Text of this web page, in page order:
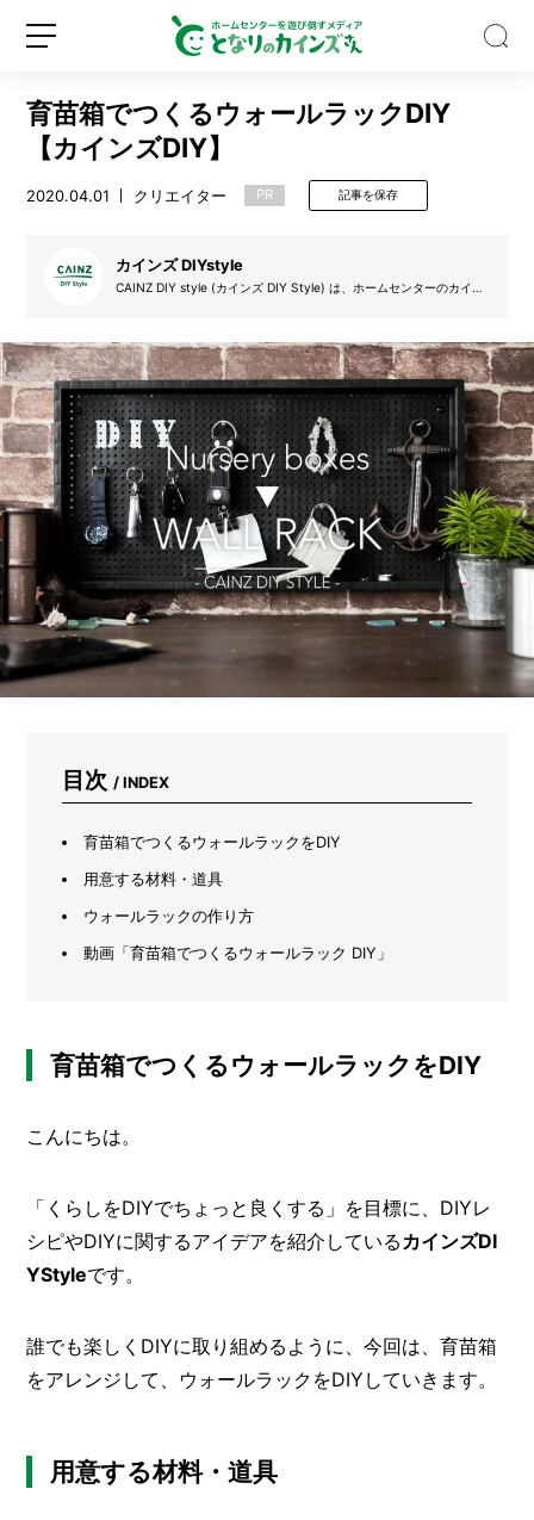
当
に
涼
し
い？」
猛
暑
日
に
サ
ー
モ
カ
メ
ラ
で
ロ
グ
イ
ン
ー
カ
B
A
N
ク
リ
エ
/
C
育苗箱でつくるウォールラックDIY
【カインズDIY】
2020.04.01 クリエイター PR 記事を保存
カインズ DIYstyle
CAINZ DIY style (カインズ DIY Style) は、ホームセンターのカイン
皆さんで盛り上げていきたいと思います。気軽にできるDIYの楽しさ
をカインズ独自の目線でお届けします。
目次 / INDEX
育苗箱でつくるウォールラックをDIY
用意する材料・道具
ウォールラックの作り方
動画「育苗箱でつくるウォールラック DIY」
育苗箱でつくるウォールラックをDIY
こんにちは。
「くらしをDIYでちょっと良くする」を目標に、DIYレ
シピやDIYに関するアイデアを紹介している カインズDI
YStyleです。
誰でも楽しくDIYに取り組めるように、今回は、育苗箱
をアレンジして、ウォールラックをDIYしていきます。
用意する材料・道具